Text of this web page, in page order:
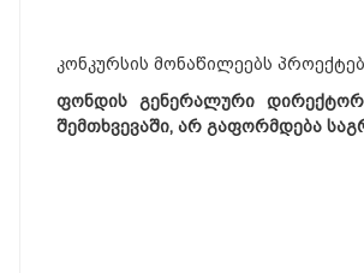
კონკურსის მონაწილეებს
ფონდის
გენერალური
შემთხვევაში, არ გაფორმდება